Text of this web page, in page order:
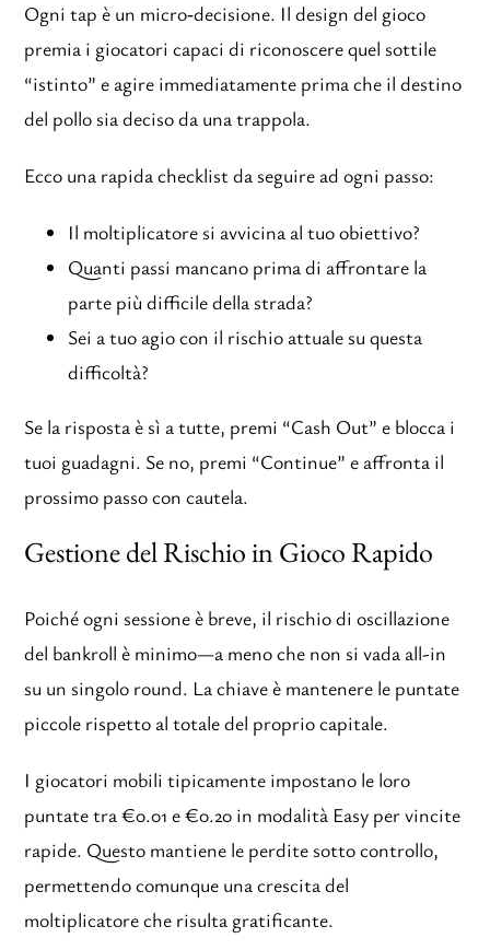
Ogni tap è un micro‑decisione. Il design del gioco
premia i giocatori capaci di riconoscere quel sottile
“istinto” e agire immediatamente prima che il destino
del pollo sia deciso da una trappola.
Ecco una rapida checklist da seguire ad ogni passo:
Il moltiplicatore si avvicina al tuo obiettivo?
Quanti passi mancano prima di affrontare la
parte più difficile della strada?
Sei a tuo agio con il rischio attuale su questa
difficoltà?
Se la risposta è sì a tutte, premi “Cash Out” e blocca i
tuoi guadagni. Se no, premi “Continue” e affronta il
prossimo passo con cautela.
Gestione del Rischio in Gioco Rapido
Poiché ogni sessione è breve, il rischio di oscillazione
del bankroll è minimo—a meno che non si vada all-in
su un singolo round. La chiave è mantenere le puntate
piccole rispetto al totale del proprio capitale.
I giocatori mobili tipicamente impostano le loro
puntate tra €0.01 e €0.20 in modalità Easy per vincite
rapide. Questo mantiene le perdite sotto controllo,
permettendo comunque una crescita del
moltiplicatore che risulta gratificante.